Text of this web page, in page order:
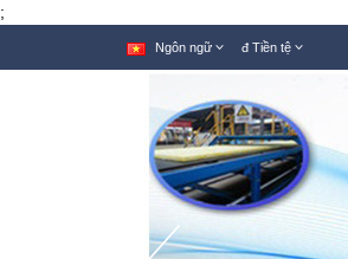
;
Ngôn ngữ đ Tiền tệ